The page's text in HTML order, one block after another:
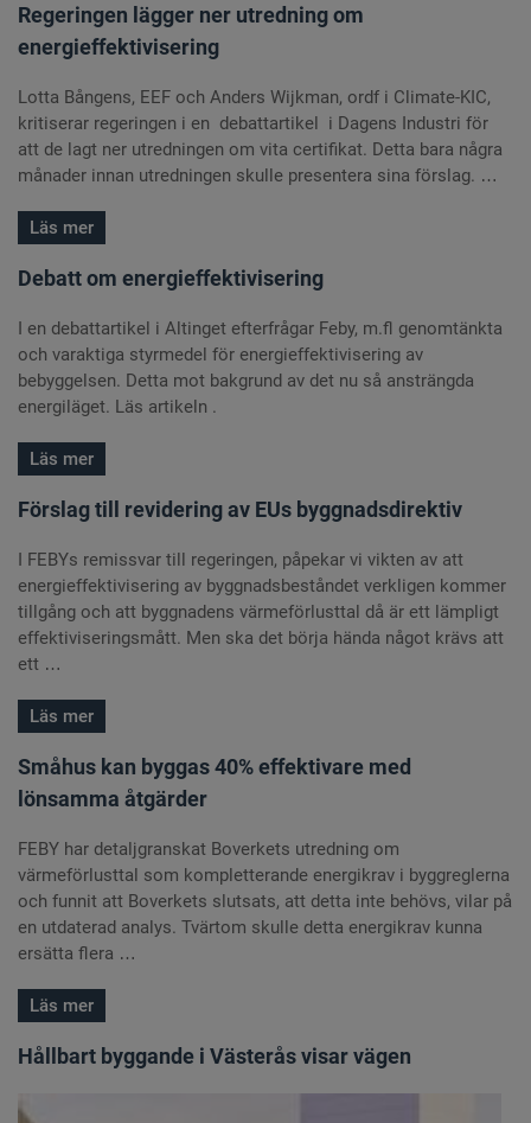
Regeringen lägger ner utredning om
energieffektivisering
Lotta Bångens, EEF och Anders Wijkman, ordf i Climate-KIC,
kritiserar regeringen i en debattartikel i Dagens Industri för
att de lagt ner utredningen om vita certifikat. Detta bara några
månader innan utredningen skulle presentera sina förslag. …
Läs mer
Debatt om energieffektivisering
I en debattartikel i Altinget efterfrågar Feby, m.fl genomtänkta
och varaktiga styrmedel för energieffektivisering av
bebyggelsen. Detta mot bakgrund av det nu så ansträngda
energiläget. Läs artikeln .
Läs mer
Förslag till revidering av EUs byggnadsdirektiv
I FEBYs remissvar till regeringen, påpekar vi vikten av att
energieffektivisering av byggnadsbeståndet verkligen kommer
tillgång och att byggnadens värmeförlusttal då är ett lämpligt
effektiviseringsmått. Men ska det börja hända något krävs att
ett …
Läs mer
Småhus kan byggas 40% effektivare med
lönsamma åtgärder
FEBY har detaljgranskat Boverkets utredning om
värmeförlusttal som kompletterande energikrav i byggreglerna
och funnit att Boverkets slutsats, att detta inte behövs, vilar på
en utdaterad analys. Tvärtom skulle detta energikrav kunna
ersätta flera …
Läs mer
Hållbart byggande i Västerås visar vägen